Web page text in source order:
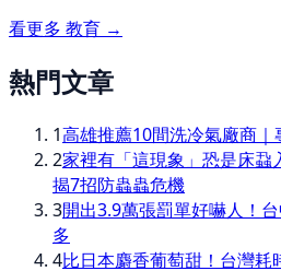
看更多 教育 →
熱門文章
1高雄推薦10間洗冷氣廠商
2家裡有「這現象」恐是床
揭7招防蟲蟲危機
3開出3.9萬張罰單好嚇人！
多
4比日本麝香葡萄甜！台灣